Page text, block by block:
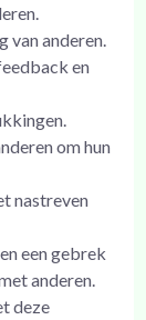
van anderen.
en
om hun
nastreven
een gebrek
anderen.
deze